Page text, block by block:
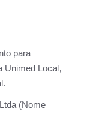
para
Unimed Local,
(Nome